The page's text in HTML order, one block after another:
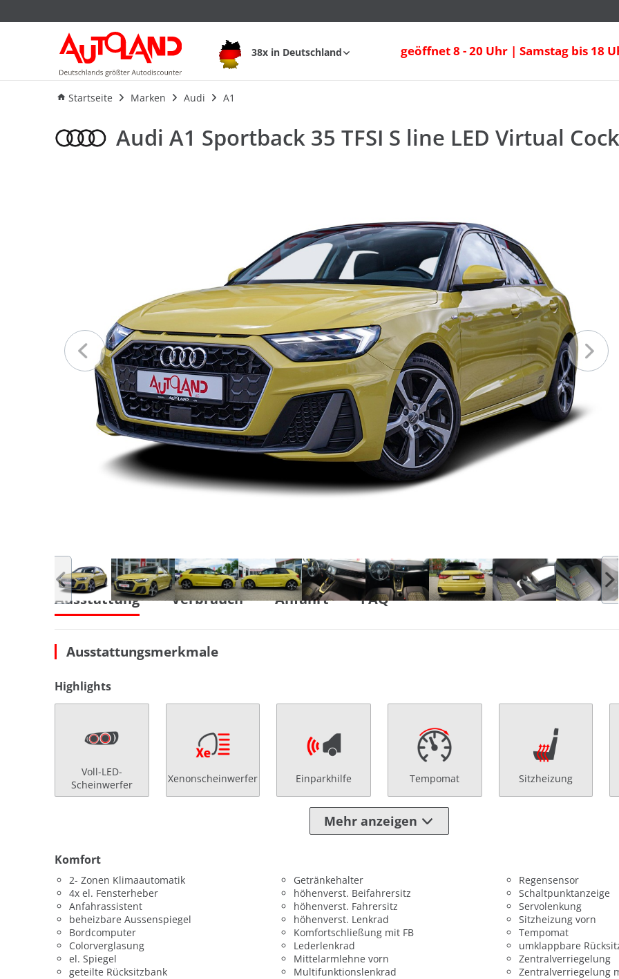
38x in Deutschland geöffnet 8 - 20 Uhr | Samstag bis 18
Startseite Marken Audi A1
Audi A1 Sportback 35 TFSI S line LED Virtual Cockpit
Ausstattung Verbrauch
Audi A1 Sportback 35 TFSI S line LED Virtual
Ausstattung Verbrauch Anfahrt FAQ
Ausstattungsmerkmale
Highlights
Voll-LED-
Scheinwerfer
Xenonscheinwerfer Einparkhilfe Tempomat Sitzheizung
Mehr anzeigen
Komfort
2- Zonen Klimaautomatik
4x el. Fensterheber
Anfahrassistent
beheizbare Aussenspiegel
Bordcomputer
Colorverglasung
el. Spiegel
geteilte Rücksitzbank
Getränkehalter
höhenverst. Beifahrersitz
höhenverst. Fahrersitz
höhenverst. Lenkrad
Komfortschließung mit FB
Lederlenkrad
Mittelarmlehne vorn
Multifunktionslenkrad
Regensensor
Schaltpunktanzeige
Servolenkung
Sitzheizung vorn
Tempomat
umklappbare
Zentralverriegelung
Zentralverriegelung